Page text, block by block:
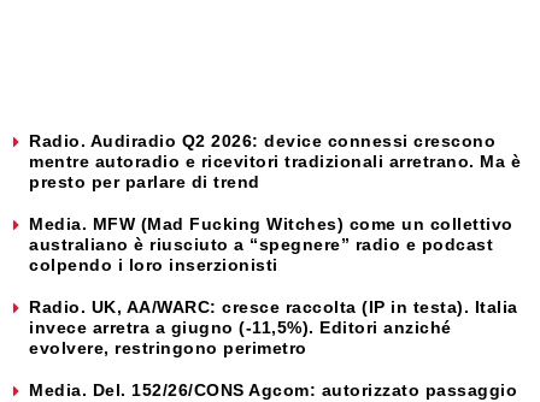
Radio. Audiradio Q2 2026: device connessi crescono
mentre autoradio e ricevitori tradizionali arretrano. Ma è
presto per parlare di trend
Media. MFW (Mad Fucking Witches) come un collettivo
australiano è riusciuto a “spegnere” radio e podcast
colpendo i loro inserzionisti
Radio. UK, AA/WARC: cresce raccolta (IP in testa). Italia
invece arretra a giugno (-11,5%). Editori anziché
evolvere, restringono perimetro
Media. Del. 152/26/CONS Agcom: autorizzato passaggio